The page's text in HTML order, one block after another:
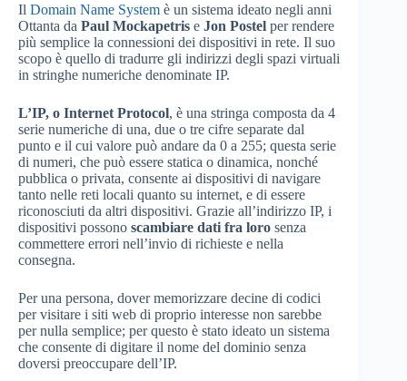
Il Domain Name System è un sistema ideato negli anni
Ottanta da Paul Mockapetris e Jon Postel per rendere
più semplice la connessioni dei dispositivi in rete. Il suo
scopo è quello di tradurre gli indirizzi degli spazi virtuali
in stringhe numeriche denominate IP.
L’IP, o Internet Protocol, è una stringa composta da 4
serie numeriche di una, due o tre cifre separate dal
punto e il cui valore può andare da 0 a 255; questa serie
di numeri, che può essere statica o dinamica, nonché
pubblica o privata, consente ai dispositivi di navigare
tanto nelle reti locali quanto su internet, e di essere
riconosciuti da altri dispositivi. Grazie all’indirizzo IP, i
dispositivi possono scambiare dati fra loro senza
commettere errori nell’invio di richieste e nella
consegna.
Per una persona, dover memorizzare decine di codici
per visitare i siti web di proprio interesse non sarebbe
per nulla semplice; per questo è stato ideato un sistema
che consente di digitare il nome del dominio senza
doversi preoccupare dell’IP.